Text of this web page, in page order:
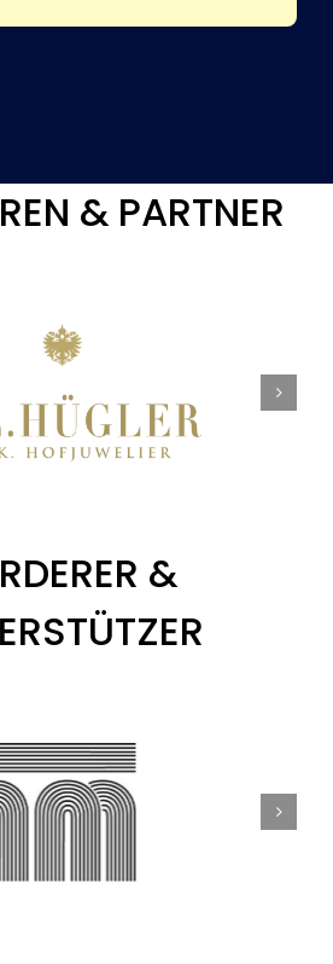
& PARTNER
&